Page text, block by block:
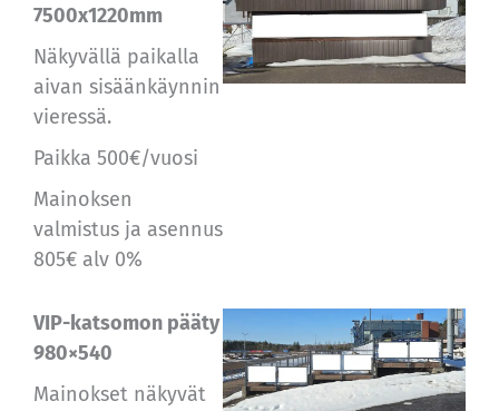
7500x1220mm
Näkyvällä paikalla
aivan sisäänkäynnin
vieressä.
Paikka 500€/vuosi
Mainoksen
valmistus ja asennus
805€ alv 0%
VIP-katsomon pääty
980×540
Mainokset näkyvät